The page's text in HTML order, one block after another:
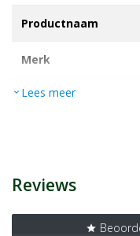
Productnaam
Merk
EAN
expand_more Lees meer
Reviews
star